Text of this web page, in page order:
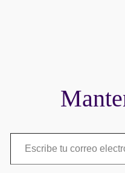
Escribe tu correo electrónico…